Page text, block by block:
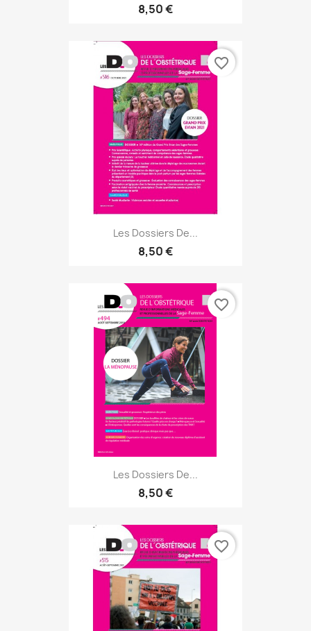
8,50 €
Les Dossiers De...
8,50 €
favorite_border
Les Dossiers De...
8,50 €
favorite_border
favorite_border